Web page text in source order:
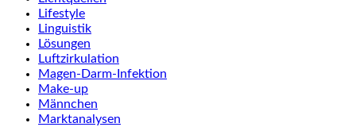
Lifestyle
Linguistik
Lösungen
Luftzirkulation
Magen-Darm-Infektion
Make-up
Männchen
Marktanalysen